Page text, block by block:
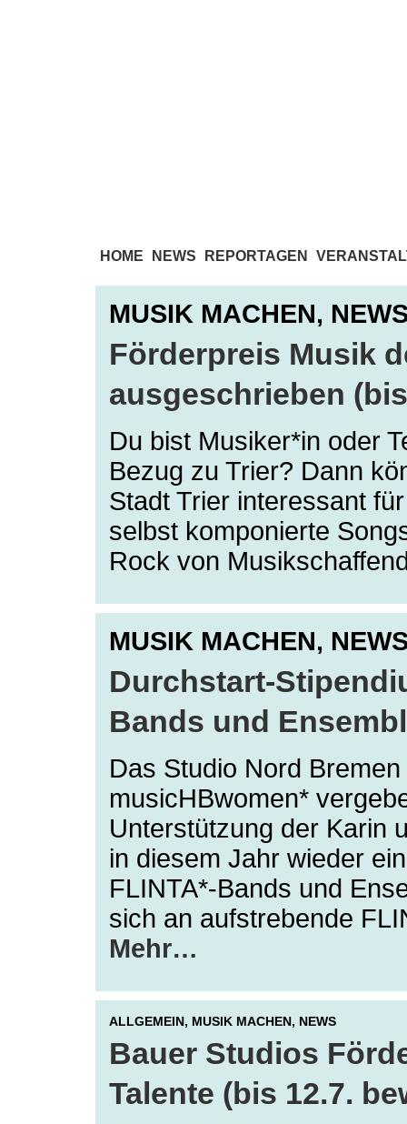
HOME NEWS REPORTAGEN
MUSIK MACHEN,
Förderpreis Musik
ausgeschrieben
Du bist Musiker*in oder
Bezug zu Trier? Dann
Stadt Trier interessant
selbst komponierte
Rock von
MUSIK MACHEN,
Durchstart-
Bands und
Das Studio Nord
musicHBwomen*
Unterstützung der Karin
in diesem Jahr wieder
FLINTA*-Bands und
sich an aufstrebende
Mehr…
ALLGEMEIN, MUSIK MACHEN, NEWS
Bauer Studios
Talente (bis 12.7.